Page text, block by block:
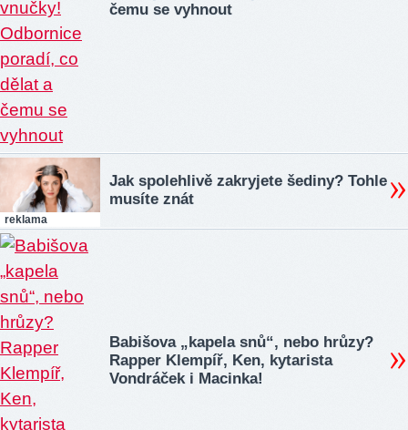
čemu se vyhnout
reklama
Jak spolehlivě zakryjete šediny? Tohle
musíte znát
Babišova „kapela snů“, nebo hrůzy?
Rapper Klempíř, Ken, kytarista
Vondráček i Macinka!